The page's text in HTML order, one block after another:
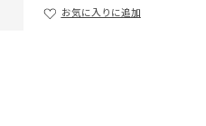
お気に入りに追加